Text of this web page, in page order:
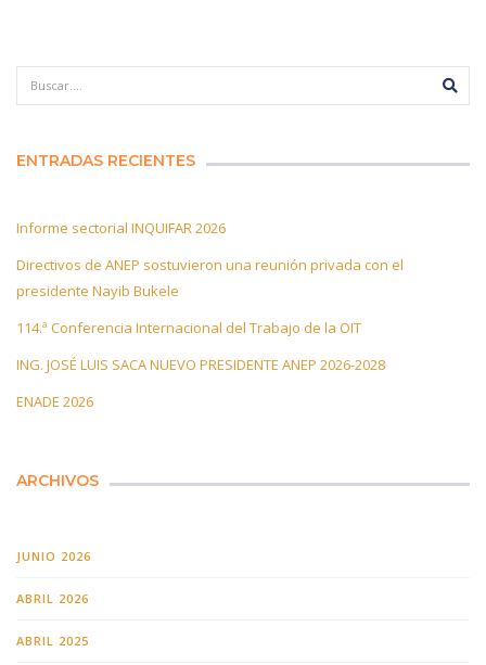
ENTRADAS RECIENTES
Informe sectorial INQUIFAR 2026
Directivos de ANEP sostuvieron una reunión privada con el
presidente Nayib Bukele
114.ª Conferencia Internacional del Trabajo de la OIT
ING. JOSÉ LUIS SACA NUEVO PRESIDENTE ANEP 2026-2028
ENADE 2026
ARCHIVOS
JUNIO 2026
ABRIL 2026
ABRIL 2025